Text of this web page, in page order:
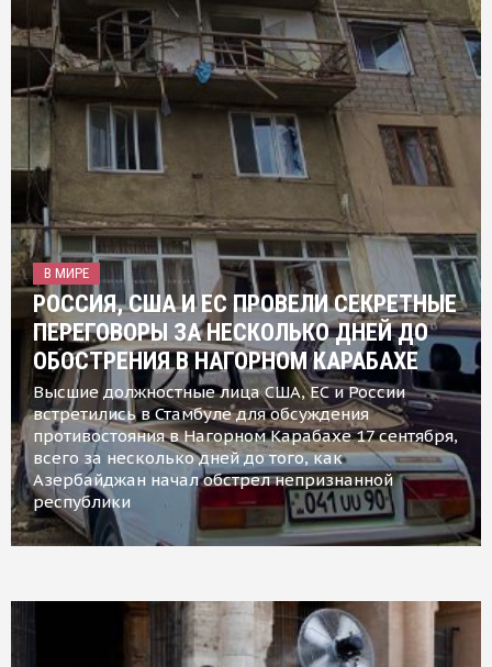
В МИРЕ
РОССИЯ, США И ЕС ПРОВЕЛИ СЕКРЕТНЫЕ
ПЕРЕГОВОРЫ ЗА НЕСКОЛЬКО ДНЕЙ ДО
ОБОСТРЕНИЯ В НАГОРНОМ КАРАБАХЕ
Высшие должностные лица США, ЕС и России
встретились в Стамбуле для обсуждения
противостояния в Нагорном Карабахе 17 сентября,
всего за несколько дней до того, как
Азербайджан начал обстрел непризнанной
республики